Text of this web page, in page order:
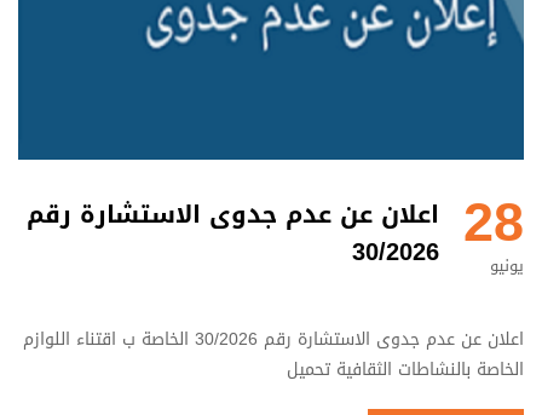
28
يونيو
اعلان عن عدم جدوى الاستشارة رقم
30/2026
اعلان عن عدم جدوى الاستشارة رقم 30/2026 الخاصة ب اقتناء اللوازم
الخاصة بالنشاطات الثقافية تحميل